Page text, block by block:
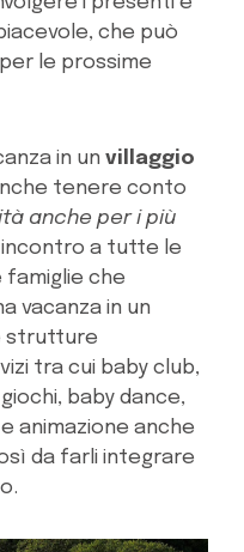
che può
le prossime
in un villaggio
tenere conto
anche per i più
incontro a tutte le
famiglie che
vacanza in un
strutture
tra cui baby club,
baby dance,
animazione anche
da farli integrare